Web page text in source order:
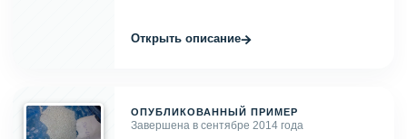
Открыть описание→
ОПУБЛИКОВАННЫЙ ПРИМЕР
Завершена в сентябре 2014 года